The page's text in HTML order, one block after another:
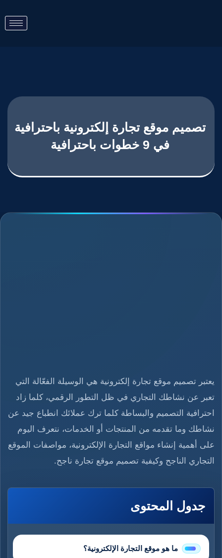
تصميم موقع تجارة إلكترونية باحترافية
في 9 خطوات باحترافية
يعتبر تصميم موقع تجارة إلكترونية هي الوسيلة الفعّالة التي
تعبر عن نشاطك التجاري في ظل التطور الرقمي، كلما زاد
احترافية التصميم والبساطة كلما ترك عملائك انطباع جيد عن
نشاطك وما تقدمه من المنتجات أو الخدمات، نتعرف اليوم
على أهمية إنشاء مواقع التجارة الإلكترونية، مواصفات الموقع
التجاري الناجح وكيفية تصميم موقع تجارة ناجح.
جدول المحتوى
ما هو موقع التجارة الإلكترونية؟